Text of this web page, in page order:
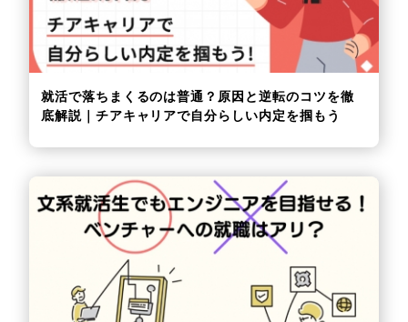
就活で落ちまくるのは普通？原因と逆転のコツを徹
底解説｜チアキャリアで自分らしい内定を掴もう